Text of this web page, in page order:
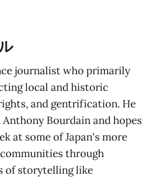
journalist who primarily
local and historic
and gentrification. He
Bourdain and hopes
at some of Japan's more
through
of storytelling like